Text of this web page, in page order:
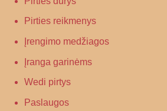
Pirties reikmenys
Įrengimo medžiagos
Įranga garinėms
Wedi pirtys
Paslaugos